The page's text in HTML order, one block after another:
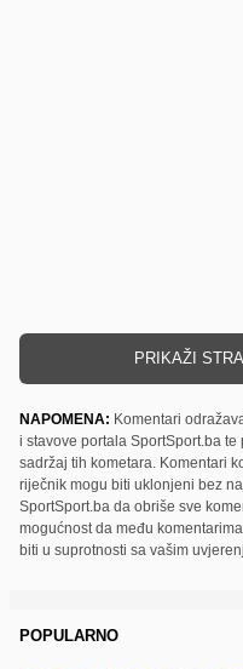
PRIKAŽI
NAPOMENA: Komentari
i stavove portala SportSport.ba
sadržaj tih kometara. Komentari
riječnik mogu biti uklonjeni bez
SportSport.ba da obriše sve
mogućnost da među
biti u suprotnosti sa vašim
POPULARNO